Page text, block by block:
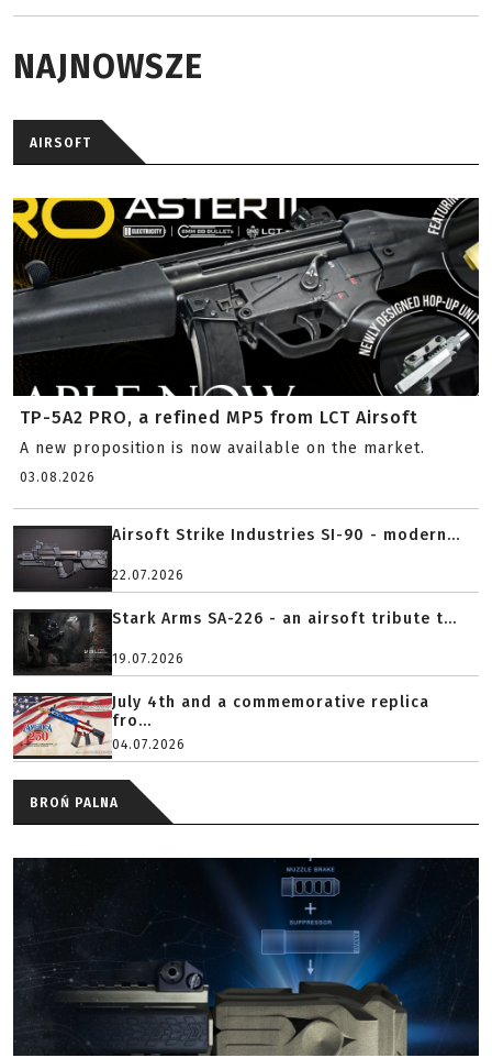
NAJNOWSZE
AIRSOFT
TP-5A2 PRO, a refined MP5 from LCT Airsoft
A new proposition is now available on the market.
03.08.2026
Airsoft Strike Industries SI-90 - modern...
22.07.2026
Stark Arms SA-226 - an airsoft tribute t...
19.07.2026
July 4th and a commemorative replica
fro...
04.07.2026
BROŃ PALNA